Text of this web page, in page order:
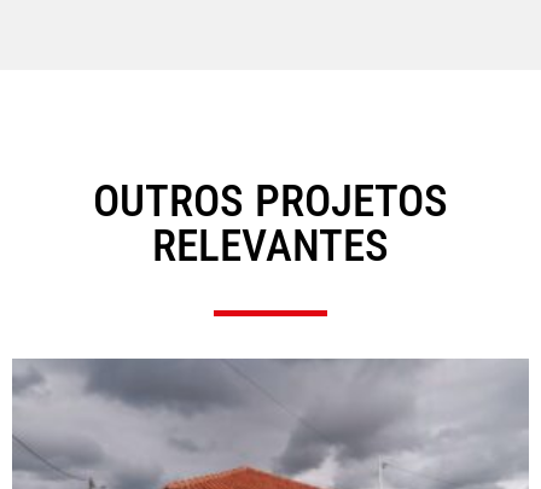
OUTROS PROJETOS
RELEVANTES